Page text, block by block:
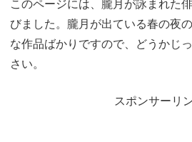
このページには、朧月が詠まれた
びました。朧月が出ている春の夜
な作品ばかりですので、どうかじ
さい。
スポンサーリ